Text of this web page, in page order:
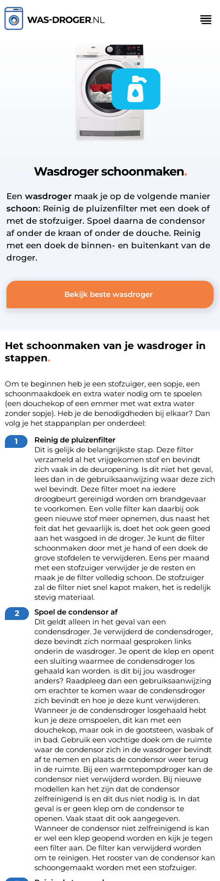
Wasdroger schoonmaken
Eenwasdroger maak je op de volgende manier
schoon: Reinig de pluizenfilter met een doek of
met de stofzuiger. Spoel daarna de condensor
af onder de kraan of onder de douche. Reinig
met een doek de binnen- en buitenkant van de
droger.
Bekijk beste wasdroger
Het schoonmaken van je wasdroger in
stappen
Om te beginnen heb je een stofzuiger, een sopje, een
schoonmaakdoek en extra water nodig om te spoelen
(een douchekop of een emmer met wat extra water
zonder sopje). Heb je de benodigdheden bij elkaar? Dan
volg je het stappanplan per onderdeel:
Reinig de pluizenfilter
Dit is gelijk de belangrijkste stap. Deze filter
verzameld al het vrijgekomen stof en bevindt
zich vaak in de deuropening. Is dit niet het geval,
lees dan in de gebruiksaanwijzing waar deze zich
wel bevindt. Deze filter moet na iedere
droogbeurt gereinigd worden om brandgevaar
te voorkomen. Een volle filter kan daarbij ook
geen nieuwe stof meer opnemen, dus naast het
feit dat het gevaarlijk is, doet het ook geen goed
aan het wasgoed in de droger. Je kunt de filter
schoonmaken door met je hand of een doek de
grove stofdelen te verwijderen. Eens per maand
met een stofzuiger verwijder je de resten en
maak je de filter volledig schoon. De stofzuiger
zal de filter niet snel kapot maken, het is redelijk
stevig materiaal.
Spoel de condensor af
Dit geldt alleen in het geval van een
condensdroger. Je verwijderd de condensdroger,
deze bevindt zich normaal gesproken links
onderin de wasdroger. Je opent de klep en opent
een sluiting waarmee de condensdroger los
gehaald kan worden. is dit bij jou wasdroger
anders? Raadpleeg dan een gebruiksaanwijzing
om erachter te komen waar de condensdroger
zich bevindt en hoe je deze kunt verwijderen.
Wanneer je de condensdroger losgehaald hebt
kun je deze omspoelen, dit kan met een
douchekop, maar ook in de gootsteen, wasbak of
in bad. Gebruik een vochtige doek om de ruimte
waar de condensor zich in de wasdroger bevindt
af te nemen en plaats de condensor weer terug
in de ruimte. Bij een warmtepompdroger kan de
condensor niet verwijderd worden. Bij nieuwe
modellen kan het zijn dat de condensor
zelfreinigend is en dit dus niet nodig is. In dat
geval is er geen klep om de condensor te
openen. Vaak staat dit ook aangegeven.
Wanneer de condensor niet zelfreinigend is kan
er wel een klep geopend worden en kijk je tegen
een filter aan. De filter kan verwijderd worden
om te reinigen. Het rooster van de condensor kan
schoongemaakt worden met een stofzuiger.